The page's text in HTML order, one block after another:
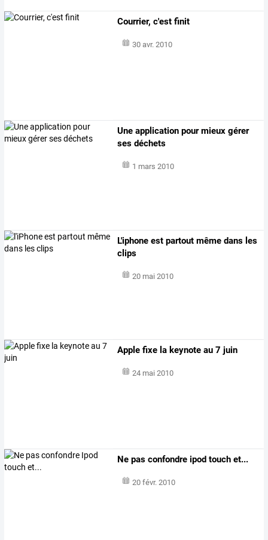
Courrier, c'est finit
30 avr. 2010
Une application pour mieux gérer
ses déchets
1 mars 2010
L'iphone est partout même dans les
clips
20 mai 2010
Apple fixe la keynote au 7 juin
24 mai 2010
Ne pas confondre ipod touch et...
20 févr. 2010